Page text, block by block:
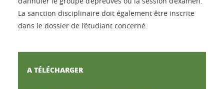
La sanction disciplinaire doit également être inscrite
dans le dossier de l’étudiant concerné.
A TÉLÉCHARGER